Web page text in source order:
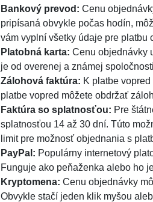
Bankový prevod: Cenu
pripísaná obvykle počas hodín,
vám vyplní všetky údaje pre platbu
Platobná karta: Cenu objednávky
je od overenej a známej
Zálohová faktúra: K platbe
platbe vopred môžete obdržať
Faktúra so splatnosťou: Pre
splatnosťou 14 až 30 dní. Túto
limit pre možnosť objednania s
PayPal: Populárny internetový
Funguje ako peňaženka alebo ho
Kryptomena: Cenu objednávky
Obvykle stačí jeden klik myšou